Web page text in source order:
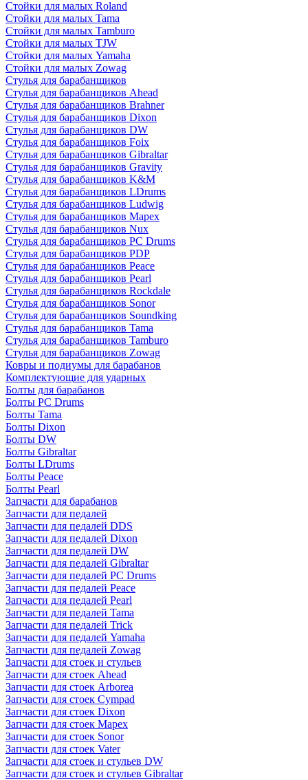
Стойки для малых Roland
Стойки для малых Tama
Стойки для малых Tamburo
Стойки для малых TJW
Стойки для малых Yamaha
Стойки для малых Zowag
Стулья для барабанщиков
Стулья для барабанщиков Ahead
Стулья для барабанщиков Brahner
Стулья для барабанщиков Dixon
Стулья для барабанщиков DW
Стулья для барабанщиков Foix
Стулья для барабанщиков Gibraltar
Стулья для барабанщиков Gravity
Стулья для барабанщиков K&M
Стулья для барабанщиков LDrums
Стулья для барабанщиков Ludwig
Стулья для барабанщиков Mapex
Стулья для барабанщиков Nux
Стулья для барабанщиков PC Drums
Стулья для барабанщиков PDP
Стулья для барабанщиков Peace
Стулья для барабанщиков Pearl
Стулья для барабанщиков Rockdale
Стулья для барабанщиков Sonor
Стулья для барабанщиков Soundking
Стулья для барабанщиков Tama
Стулья для барабанщиков Tamburo
Стулья для барабанщиков Zowag
Ковры и подиумы для барабанов
Комплектующие для ударных
Болты для барабанов
Болты PC Drums
Болты Tama
Болты Dixon
Болты DW
Болты Gibraltar
Болты LDrums
Болты Peace
Болты Pearl
Запчасти для барабанов
Запчасти для педалей
Запчасти для педалей DDS
Запчасти для педалей Dixon
Запчасти для педалей DW
Запчасти для педалей Gibraltar
Запчасти для педалей PC Drums
Запчасти для педалей Peace
Запчасти для педалей Pearl
Запчасти для педалей Tama
Запчасти для педалей Trick
Запчасти для педалей Yamaha
Запчасти для педалей Zowag
Запчасти для стоек и стульев
Запчасти для стоек Ahead
Запчасти для стоек Arborea
Запчасти для стоек Cympad
Запчасти для стоек Dixon
Запчасти для стоек Mapex
Запчасти для стоек Sonor
Запчасти для стоек Vater
Запчасти для стоек и стульев DW
Запчасти для стоек и стульев Gibraltar